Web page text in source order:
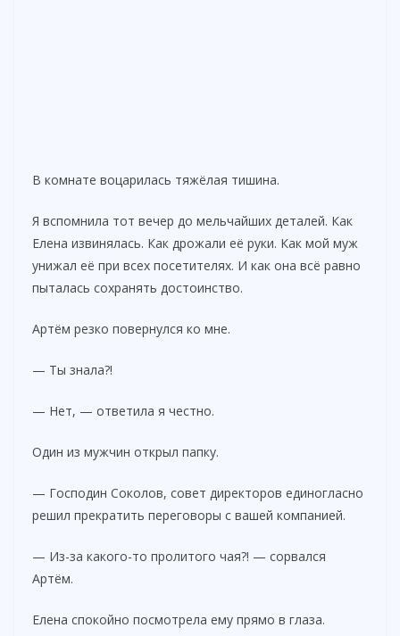
В комнате воцарилась тяжёлая тишина.
Я вспомнила тот вечер до мельчайших деталей. Как
Елена извинялась. Как дрожали её руки. Как мой муж
унижал её при всех посетителях. И как она всё равно
пыталась сохранять достоинство.
Артём резко повернулся ко мне.
— Ты знала?!
— Нет, — ответила я честно.
Один из мужчин открыл папку.
— Господин Соколов, совет директоров единогласно
решил прекратить переговоры с вашей компанией.
— Из-за какого-то пролитого чая?! — сорвался
Артём.
Елена спокойно посмотрела ему прямо в глаза.